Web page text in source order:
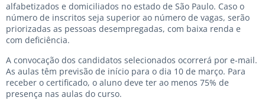
alfabetizados e domiciliados no estado de São Paulo. Caso o
número de inscritos seja superior ao número de vagas, serão
priorizadas as pessoas desempregadas, com baixa renda e
com deficiência.
A convocação dos candidatos selecionados ocorrerá por e-mail.
As aulas têm previsão de início para o dia 10 de março. Para
receber o certificado, o aluno deve ter ao menos 75% de
presença nas aulas do curso.